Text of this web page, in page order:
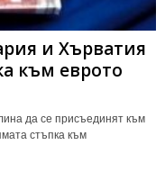
и Хърватия
към еврото
да се присъединят към
стъпка към